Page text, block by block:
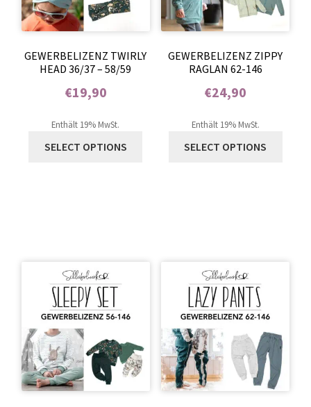
GEWERBELIZENZ TWIRLY
HEAD 36/37 – 58/59
€19,90
Enthält 19% MwSt.
SELECT OPTIONS
GEWERBELIZENZ ZIPPY
RAGLAN 62-146
€24,90
Enthält 19% MwSt.
SELECT OPTIONS